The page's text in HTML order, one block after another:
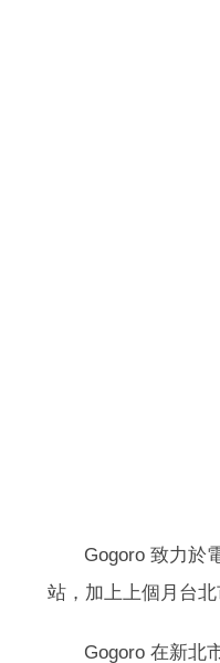
Gogoro 致力於
站，加上上個月台
Gogoro 在新北